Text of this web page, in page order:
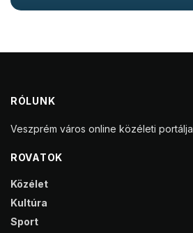
RÓLUNK
Veszprém város online közéleti portálja
ROVATOK
Közélet
Kultúra
Sport